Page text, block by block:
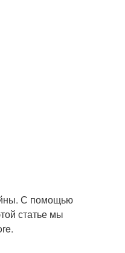
С помощью
статье мы